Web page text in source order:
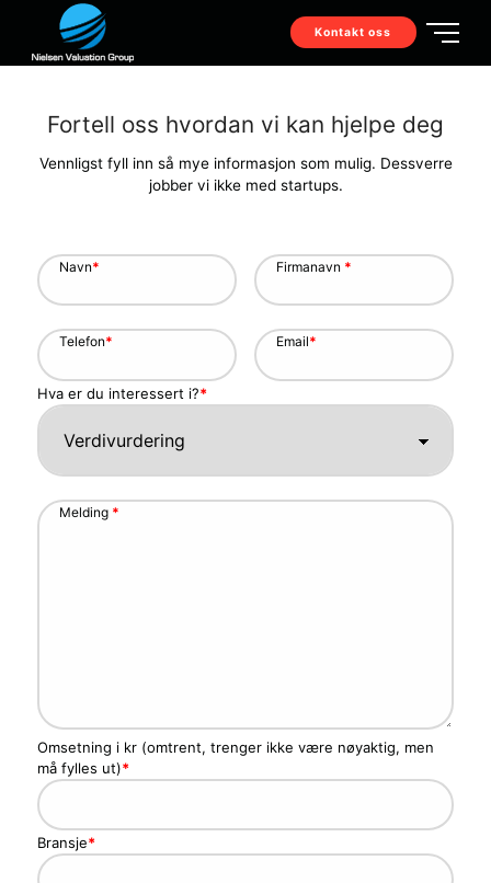
Kontakt oss
Fortell oss hvordan vi kan hjelpe deg
Vennligst fyll inn så mye informasjon som mulig. Dessverre
jobber vi ikke med startups.
Navn* Firmanavn *
Telefon* Email*
Hva er du interessert i?*
Melding *
Omsetning i kr (omtrent, trenger ikke være nøyaktig, men
må fylles ut)*
Bransje*